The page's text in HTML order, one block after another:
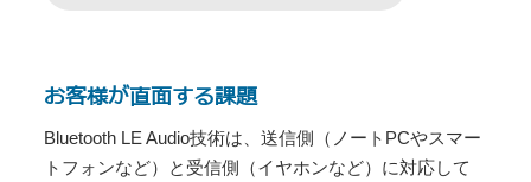
お客様が直面する課題
Bluetooth LE Audio技術は、送信側（ノートPCやスマー
トフォンなど）と受信側（イヤホンなど）に対応して